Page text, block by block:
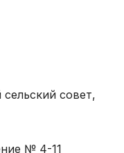
совет,
№ 4-11